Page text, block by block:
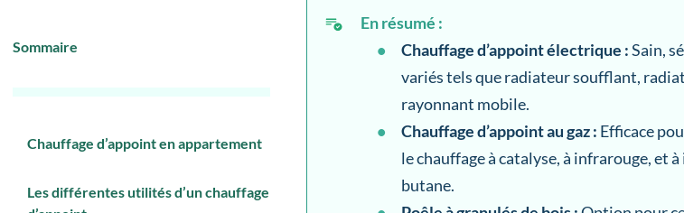
Sommaire
Chauffage d’appoint en appartement
Les différentes utilités d’un chauffage
En résumé :
Chauffage d’appoint électrique :Sain,
variés tels que radiateur soufflant,
rayonnant mobile.
Chauffage d’appoint au gaz : Efficace
le chauffage à catalyse, à infrarouge, et
butane.